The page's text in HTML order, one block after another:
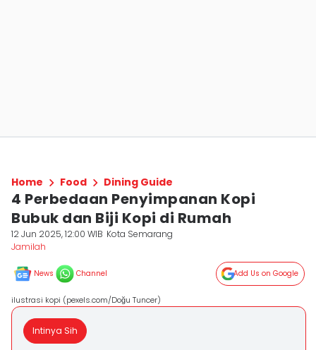
Home Food Dining Guide
4 Perbedaan Penyimpanan Kopi
Bubuk dan Biji Kopi di Rumah
12 Jun 2025, 12:00 WIB Kota Semarang
Jamilah
News Channel Add Us on Google
ilustrasi kopi (pexels.com/Doğu Tuncer)
Intinya Sih